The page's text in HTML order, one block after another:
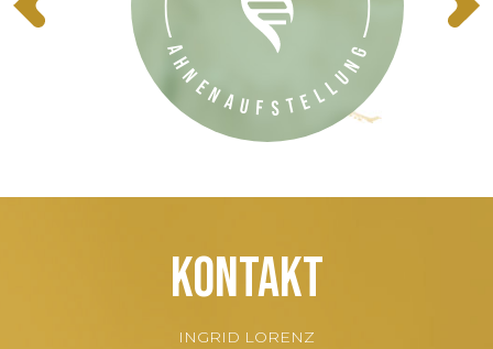
Ahnenaufstellung
Kontakt
INGRID LORENZ